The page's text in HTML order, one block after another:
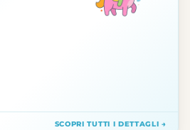
SCOPRI TUTTI I DETTAGLI →